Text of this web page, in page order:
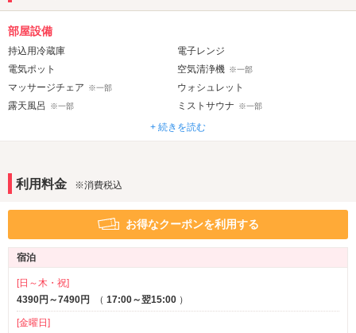
部屋設備
持込用冷蔵庫
電子レンジ
電気ポット
空気清浄機 ※一部
マッサージチェア ※一部
ウォシュレット
露天風呂
※一部 ミストサウナ ※一部
Wi-Fi
iPhone充電器
電気マッサージ器
部屋タイプ
和室 ※一部 テラス ※一部
+ 続きを読む
利用料金 ※消費税込
お得なクーポンを利用する
宿泊
[日～木・祝]
4390円～7490円
（ 17:00～翌15:00 ）
[金曜日]